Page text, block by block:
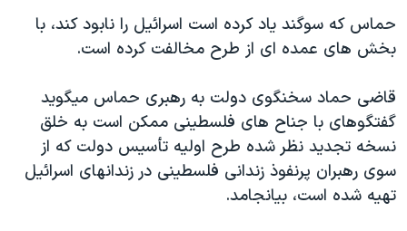
نرگس محمدی برنده جایزه نوبل صلح
همایش محافظه‌کاران آمریکا «سی‌پک»
سفر پرزیدنت ترامپ به چین
حماس که سوگند ياد کرده است اسرائيل را نابود کند، با
بخش های عمده ای از طرح مخالفت کرده است.
قاضی حماد سخنگوی دولت به رهبری حماس ميگويد
گفتگوهای با جناح های فلسطينی ممکن است به خلق
نسخه تجديد نظر شده طرح اوليه تأسيس دولت که از
سوی رهبران پرنفوذ زندانی فلسطينی در زندانهای اسرائيل
تهيه شده است، بيانجامد.